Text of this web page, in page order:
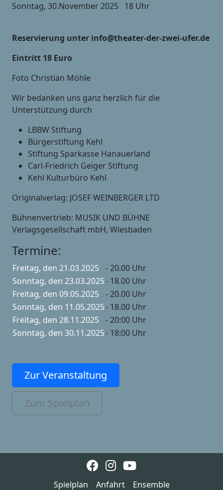
Sonntag, 30.November 2025 18 Uhr
Reservierung unter info@theater-der-zwei-ufer.de
Eintritt 18 Euro
Foto Christian Möhle
Wir bedanken uns ganz herzlich für die
Unterstützung durch
LBBW Stiftung
Bürgerstiftung Kehl
Stiftung Sparkasse Hanauerland
Carl-Friedrich Geiger Stiftung
Kehl Kulturbüro Kehl
Originalverlag: JOSEF WEINBERGER LTD
Bühnenvertrieb: MUSIK UND BÜHNE
Verlagsgesellschaft mbH, Wiesbaden
Termine:
Freitag, den 21.03.2025 - 20.00 Uhr
Sonntag, den 23.03.2025- 18.00 Uhr
Freitag, den 09.05.2025 - 20.00 Uhr
Sonntag, den 11.05.2025- 18.00 Uhr
Freitag, den 28.11.2025 - 20:00 Uhr
Sonntag, den 30.11.2025- 18:00 Uhr
Zur Veranstaltung
Zum Spielplan
Spielplan Anfahrt Ensemble